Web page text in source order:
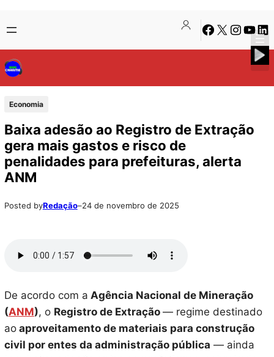
para
o
conteúdo
to
content
Facebook
X Instagram
Economia
Baixa adesão ao Registro de Extração
gera mais gastos e risco de
penalidades para prefeituras, alerta
ANM
Posted byRedação–24 de novembro de 2025
De acordo com a Agência Nacional de Mineração
(ANM), o Registro de Extração — regime destinado
aoaproveitamento de materiais para construção
civil por entes da administração pública — ainda